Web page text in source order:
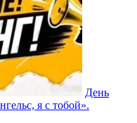
День
я с тобой».